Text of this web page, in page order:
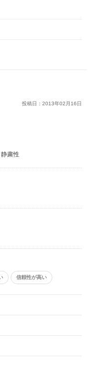
投稿日： 2013年02 月 16日
粛性
信頼性が高い